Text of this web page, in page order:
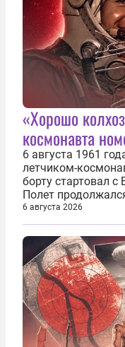
«Хорошо
космонавта
6 августа 1961
летчиком-
борту стартовал
Полет
второй человек в
Советского
зачастую
6 августа 2026